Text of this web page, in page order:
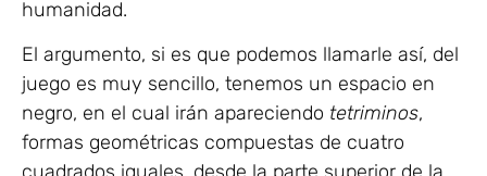
humanidad.
El argumento, si es que podemos llamarle así, del
juego es muy sencillo, tenemos un espacio en
negro, en el cual irán apareciendo tetriminos,
formas geométricas compuestas de cuatro